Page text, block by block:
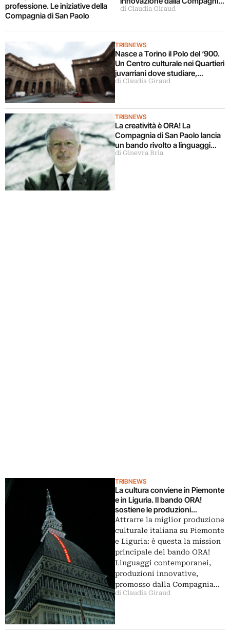
professione. Le iniziative della
Compagnia di San Paolo
di San Paolo
di Claudia Giraud
TRIBNEWS
Nasce a Torino il Polo del ‘900.
Un Centro culturale nei Quartieri
juvarriani dove studiare,
leggere, vedere mostre. Co-
di Claudia Giraud
TRIBNEWS
La creatività è ORA! La
Compagnia di San Paolo lancia
un bando rivolto a linguaggi
contemporanei e produzioni
di Ginevra Bria
TRIBNEWS
La cultura conviene in Piemonte
e in Liguria. Il bando ORA!
sostiene le produzioni
innovative in quei territori.
Grazie alla Compagnia di San
Paolo
Attrarre la miglior produzione
culturale italiana su Piemonte
e Liguria: è questa la mission
principale del bando ORA!
Linguaggi contemporanei,
produzioni innovative,
promosso dalla Compagnia…
di Claudia Giraud